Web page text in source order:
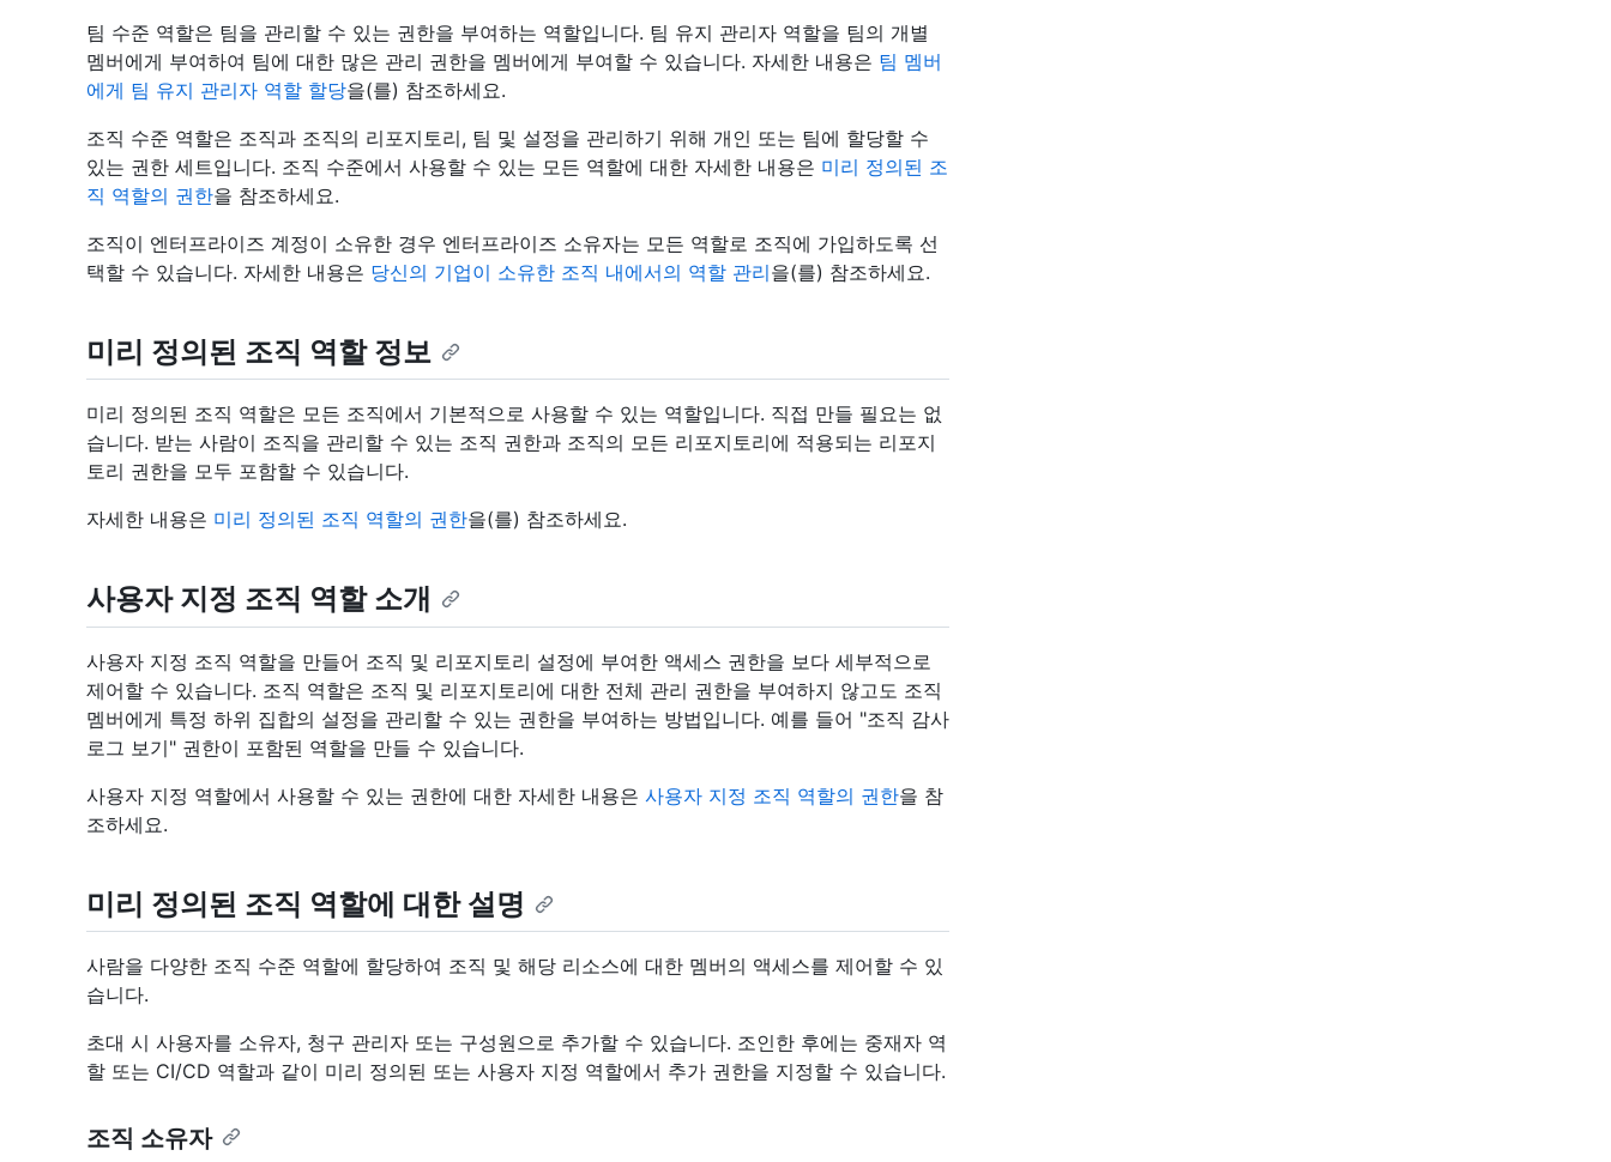
팀 수준 역할은 팀을 관리할 수 있는 권한을 부여하는 역할입니다. 팀 유지 관리자 역할을 팀의 개별
멤버에게 부여하여 팀에 대한 많은 관리 권한을 멤버에게 부여할 수 있습니다. 자세한 내용은 팀 멤버
에게 팀 유지 관리자 역할 할당을(를) 참조하세요.
조직 수준 역할은 조직과 조직의 리포지토리, 팀 및 설정을 관리하기 위해 개인 또는 팀에 할당할 수
있는 권한 세트입니다. 조직 수준에서 사용할 수 있는 모든 역할에 대한 자세한 내용은 미리 정의된 조
직 역할의 권한을 참조하세요.
조직이 엔터프라이즈 계정이 소유한 경우 엔터프라이즈 소유자는 모든 역할로 조직에 가입하도록 선
택할 수 있습니다. 자세한 내용은 당신의 기업이 소유한 조직 내에서의 역할 관리을(를) 참조하세요.
미리 정의된 조직 역할 정보
미리 정의된 조직 역할은 모든 조직에서 기본적으로 사용할 수 있는 역할입니다. 직접 만들 필요는 없
습니다. 받는 사람이 조직을 관리할 수 있는 조직 권한과 조직의 모든 리포지토리에 적용되는 리포지
토리 권한을 모두 포함할 수 있습니다.
자세한 내용은 미리 정의된 조직 역할의 권한을(를) 참조하세요.
사용자 지정 조직 역할 소개
사용자 지정 조직 역할을 만들어 조직 및 리포지토리 설정에 부여한 액세스 권한을 보다 세부적으로
제어할 수 있습니다. 조직 역할은 조직 및 리포지토리에 대한 전체 관리 권한을 부여하지 않고도 조직
멤버에게 특정 하위 집합의 설정을 관리할 수 있는 권한을 부여하는 방법입니다. 예를 들어 "조직 감사
로그 보기" 권한이 포함된 역할을 만들 수 있습니다.
사용자 지정 역할에서 사용할 수 있는 권한에 대한 자세한 내용은 사용자 지정 조직 역할의 권한을 참
조하세요.
미리 정의된 조직 역할에 대한 설명
사람을 다양한 조직 수준 역할에 할당하여 조직 및 해당 리소스에 대한 멤버의 액세스를 제어할 수 있
습니다.
초대 시 사용자를 소유자, 청구 관리자 또는 구성원으로 추가할 수 있습니다. 조인한 후에는 중재자 역
할 또는 CI/CD 역할과 같이 미리 정의된 또는 사용자 지정 역할에서 추가 권한을 지정할 수 있습니다.
조직 소유자